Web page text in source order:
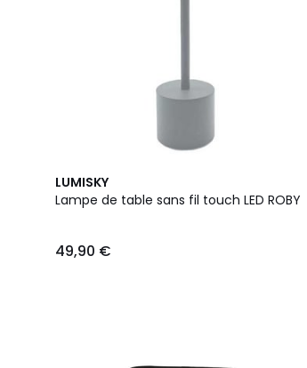
LUMISKY
Lampe de table sans fil touch LED ROBY
49,90 €